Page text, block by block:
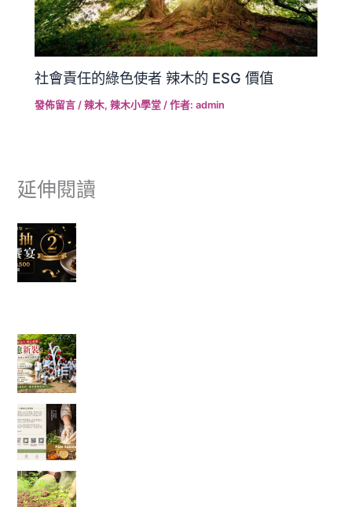
社會責任的綠色使者 辣木的 ESG 價值
發佈留言 /辣木,辣木小學堂 / 作者:admin
延伸閱讀